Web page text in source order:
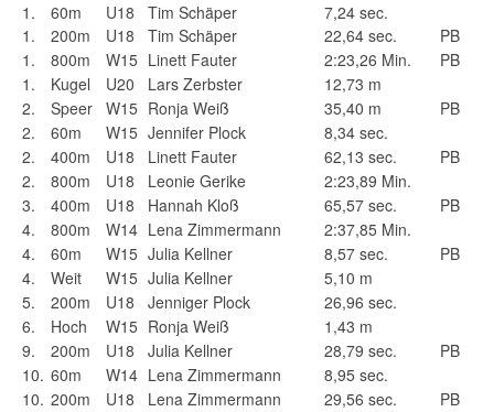
1.
60m U18 Tim Schäper
7,24 sec.
1.
200m U18 Tim Schäper 22,64 sec.
PB
1.
800m W15 Linett Fauter 2:23,26 Min.
PB
1.
Kugel U20 Lars Zerbster
12,73 m
2.
Speer W15 Ronja Weiß 35,40 m
PB
2.
60m W15 Jennifer Plock
8,34 sec.
2.
400m U18 Linett Fauter 62,13 sec.
PB
2.
800m U18 Leonie Gerike
2:23,89 Min.
3.
400m U18 Hannah Kloß 65,57 sec.
PB
4.
800m W14 Lena Zimmermann
2:37,85 Min.
4.
60m W15 Julia Kellner 8,57 sec.
PB
4.
Weit W15 Julia Kellner
5,10 m
5.
200m U18 Jenniger Plock
26,96 sec.
6.
Hoch W15 Ronja Weiß
1,43 m
9.
200m U18 Julia Kellner 28,79 sec.
PB
10. 60m W14 Lena Zimmermann
8,95 sec.
10. 200m U18 Lena Zimmermann 29,56 sec. PB